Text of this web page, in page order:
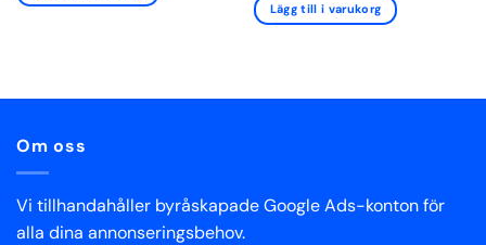
Lägg till i varukorg
Om oss
Vi tillhandahåller byråskapade Google Ads-konton för
alla dina annonseringsbehov.